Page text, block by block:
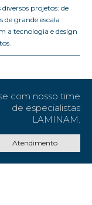
projetos: de
de grande escala
a tecnologia e design
com nosso time
de especialistas
LAMINAM.
Atendimento